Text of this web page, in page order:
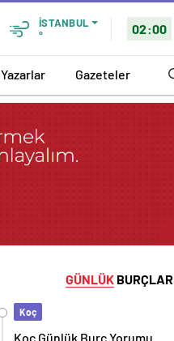
İSTANBUL
°
02:00
Yazarlar Gazeteler
GÜNLÜKBURÇLAR
Koç
Koç Günlük Burç Yorumu